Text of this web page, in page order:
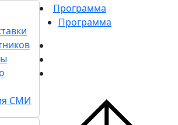
СМИ
Программа
Программа